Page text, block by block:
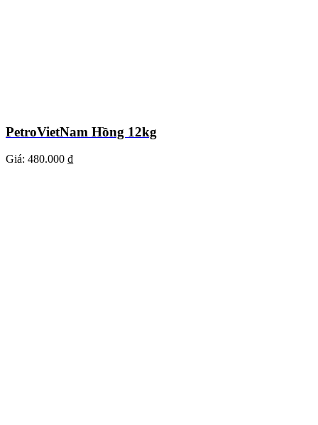
PetroVietNam Hồng 12kg
Giá: 480.000 ₫